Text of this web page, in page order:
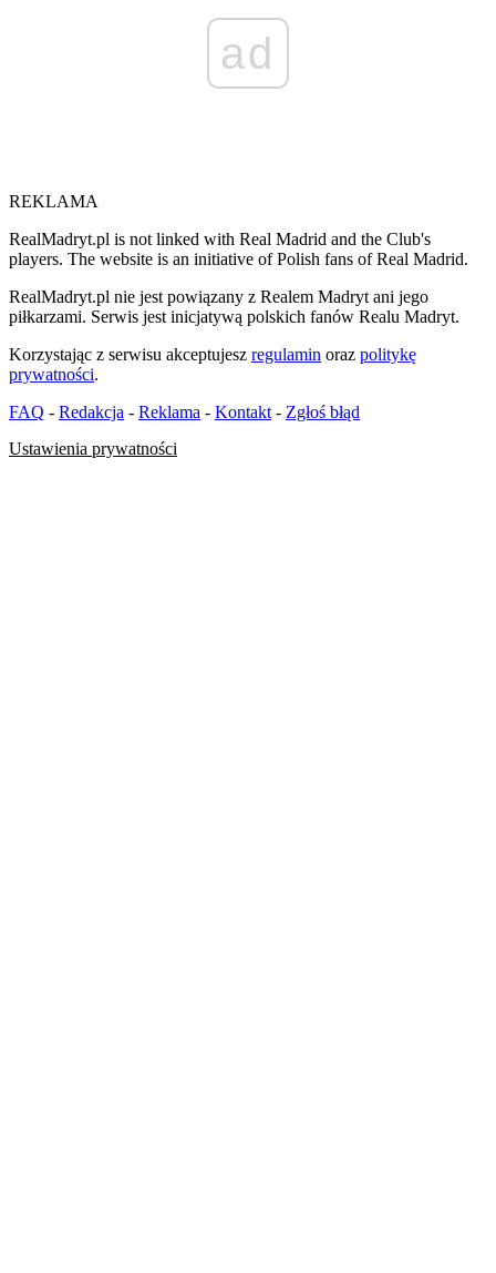
ad
REKLAMA
RealMadryt.pl is not linked with Real Madrid and the Club's
players. The website is an initiative of Polish fans of Real Madrid.
RealMadryt.pl nie jest powiązany z Realem Madryt ani jego
piłkarzami. Serwis jest inicjatywą polskich fanów Realu Madryt.
Korzystając z serwisu akceptujesz regulamin oraz politykę
prywatności.
FAQ - Redakcja - Reklama - Kontakt - Zgłoś błąd
Ustawienia prywatności